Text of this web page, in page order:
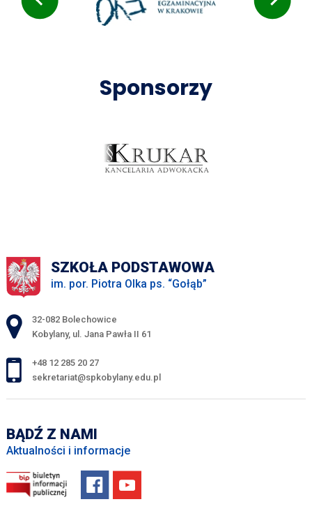
Sponsorzy
SZKOŁA PODSTAWOWA
im. por. Piotra Olka ps. “Gołąb”
Adres pocztowy:
32-082 Bolechowice
Kobylany, ul. Jana Pawła II 61
+48 12 285 20 27
sekretariat@spkobylany.edu.pl
BĄDŹ Z NAMI
Aktualności i informacje